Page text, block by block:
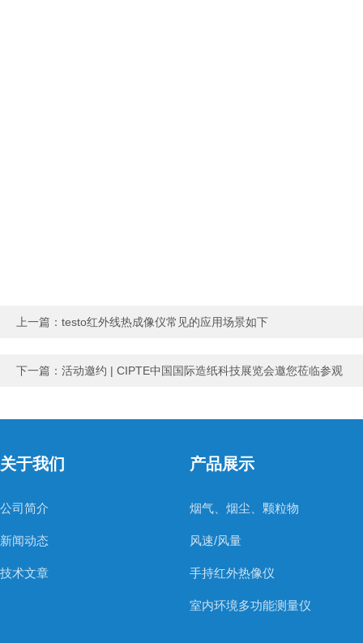
上一篇： testo红外线热成像仪常见的应用场景如下
下一篇： 活动邀约 | CIPTE中国国际造纸科技展览会邀您莅临参观
关于我们
公司简介
新闻动态
技术文章
产品展示
烟气、烟尘、颗粒物
风速/风量
手持红外热像仪
室内环境多功能测量仪